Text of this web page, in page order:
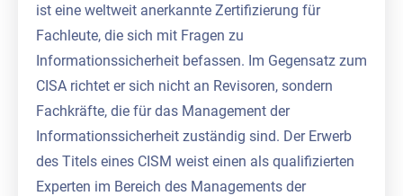
ist eine weltweit anerkannte Zertifizierung für
Fachleute, die sich mit Fragen zu
Informationssicherheit befassen. Im Gegensatz zum
CISA richtet er sich nicht an Revisoren, sondern
Fachkräfte, die für das Management der
Informationssicherheit zuständig sind. Der Erwerb
des Titels eines CISM weist einen als qualifizierten
Experten im Bereich des Managements der